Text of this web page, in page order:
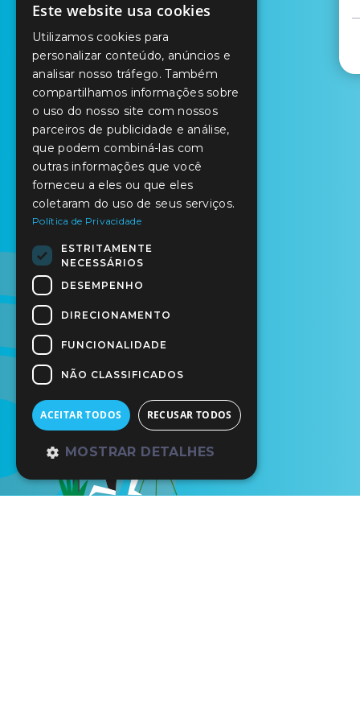
PORTUGUESE
ENGLISH
SPANISH
Este website usa cookies
Utilizamos cookies para
personalizar conteúdo, anúncios e
analisar nosso tráfego. Também
compartilhamos informações sobre
o uso do nosso site com nossos
parceiros de publicidade e análise,
que podem combiná-las com
outras informações que você
forneceu a eles ou que eles
coletaram do uso de seus serviços.
Política de Privacidade
ESTRITAMENTE
NECESSÁRIOS
DESEMPENHO
DIRECIONAMENTO
FUNCIONALIDADE
NÃO CLASSIFICADOS
ACEITAR TODOS RECUSAR TODOS
MOSTRAR DETALHES